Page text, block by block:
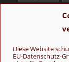
Diese Website
EU-Datenschutz-
Yak
Folge uns